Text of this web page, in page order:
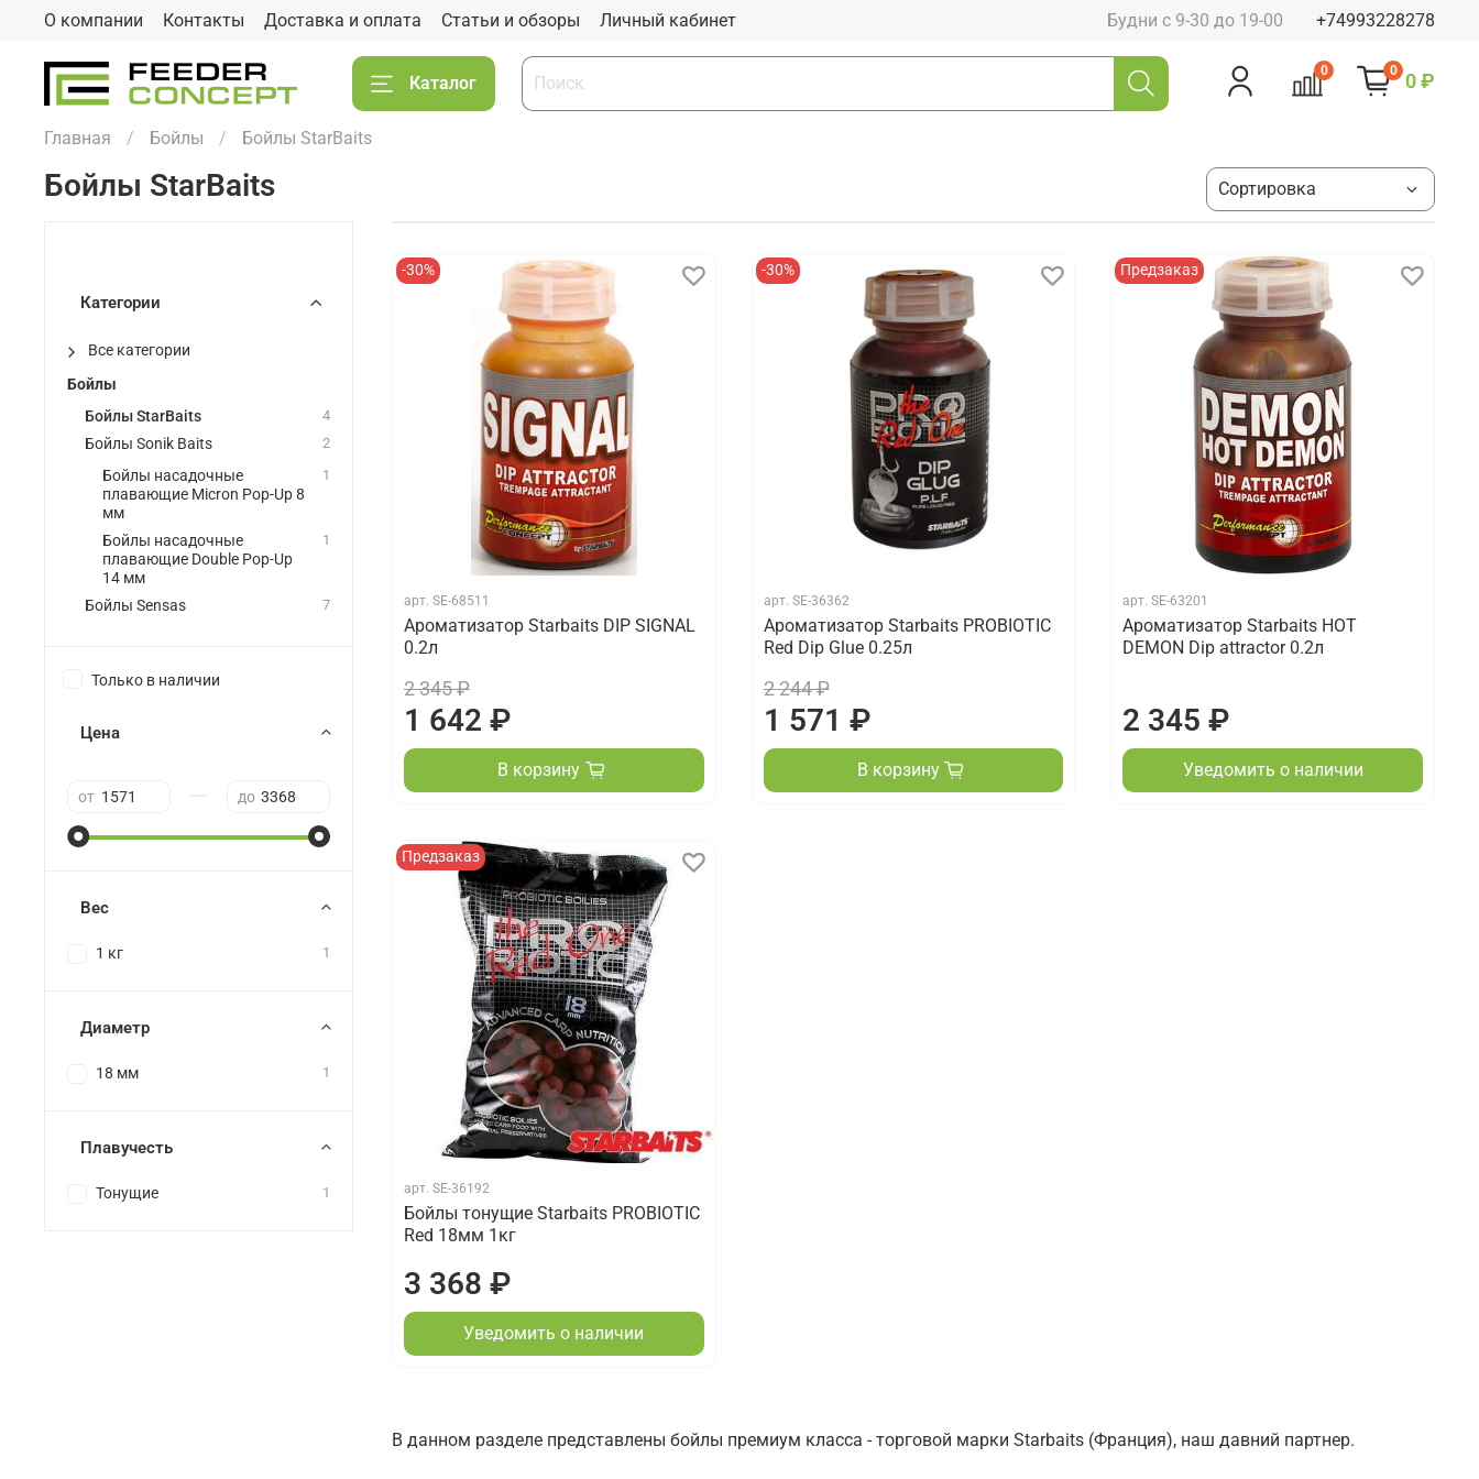
О компании Контакты Доставка и оплата Статьи и обзоры Личный кабинет Будни с 9-30 до 19-00 +74993228278
Каталог
0 0 0 ₽
Главная Бойлы Бойлы StarBaits
Бойлы StarBaits
-30%
арт. SE-68511
Ароматизатор Starbaits DIP SIGNAL
0.2л
2 345 ₽
1 642 ₽
В корзину
-30%
арт. SE-36362
Ароматизатор Starbaits PROBIOTIC
Red Dip Glue 0.25л
2 244 ₽
1 571 ₽
В корзину
Предзаказ
арт.SE-63201
Ароматизатор Starbaits HOT
DEMON Dip attractor 0.2л
2 345 ₽
Уведомить о наличии
Предзаказ
арт. SE-36192
Бойлы тонущие Starbaits PROBIOTIC
Red 18мм 1кг
3 368 ₽
Уведомить о наличии
В данном разделе представлены бойлы премиум класса - торговой марки Starbaits (Франция), наш давний партнер.
Категории
Все категории
Бойлы
Бойлы StarBaits
4
Бойлы Sonik Baits 2
Бойлы насадочные
плавающие Micron Pop-Up 8
мм
1
Бойлы насадочные
плавающие Double Pop-Up
14 мм
1
Бойлы Sensas 7
Только в наличии
Цена
от до
Вес
1 кг 1
Диаметр
18 мм 1
Плавучесть
Тонущие 1